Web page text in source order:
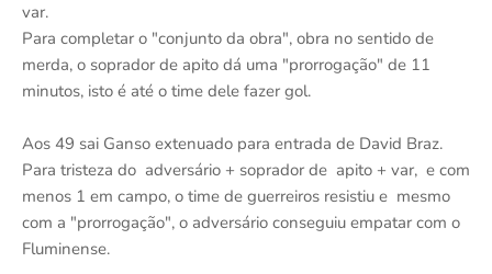
var.
Para completar o "conjunto da obra", obra no sentido de
merda, o soprador de apito dá uma "prorrogação" de 11
minutos, isto é até o time dele fazer gol.
Aos 49 sai Ganso extenuado para entrada de David Braz.
Para tristeza do adversário + soprador de apito + var, e com
menos 1 em campo, o time de guerreiros resistiu e mesmo
com a "prorrogação", o adversário conseguiu empatar com o
Fluminense.